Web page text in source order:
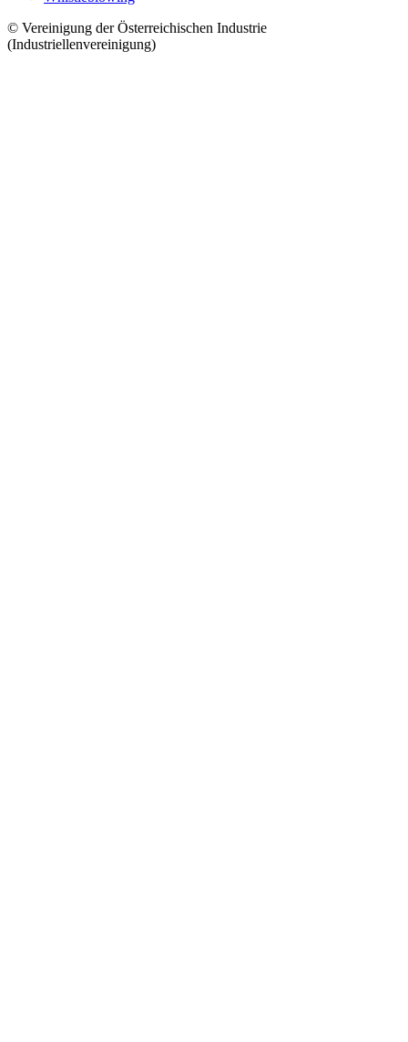
© Vereinigung der Österreichischen Industrie
(Industriellenvereinigung)